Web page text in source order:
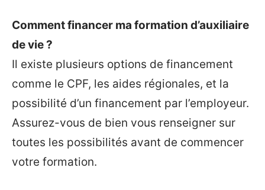
Comment financer ma formation d’auxiliaire
de vie ?
Il existe plusieurs options de financement
comme le CPF, les aides régionales, et la
possibilité d’un financement par l’employeur.
Assurez-vous de bien vous renseigner sur
toutes les possibilités avant de commencer
votre formation.